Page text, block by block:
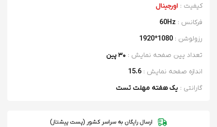
کیفیت : اورجینال
فرکانس :
60Hz
رزولوشن :
1920*1080
تعداد پین صفحه نمایش : ۳۰ پین
اندازه صفحه نمایش :
15.6
گارانتی : یک هفته مهلت تست
ارسال رایگان به سراسر کشور (پست پیشتاز)